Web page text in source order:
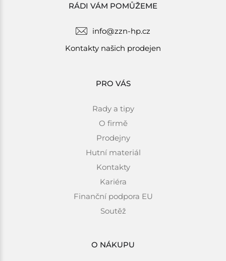
RÁDI VÁM POMŮŽEME
info@zzn-hp.cz
Kontakty našich prodejen
PRO VÁS
Rady a tipy
O firmě
Prodejny
Hutní materiál
Kontakty
Kariéra
Finanční podpora EU
Soutěž
O NÁKUPU